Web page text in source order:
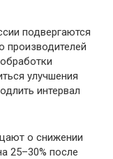
подвергаются
производителей
улучшения
интервал
о снижении
25–30% после